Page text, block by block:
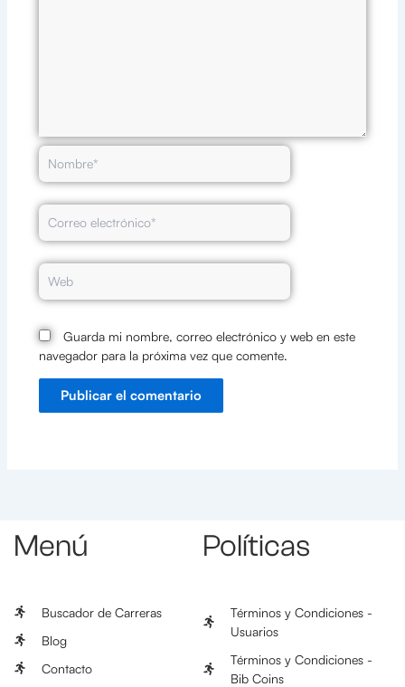
Nombre*
Correo
electrónico*
Web
Guarda mi nombre, correo electrónico y web en este
navegador para la próxima vez que comente.
Menú
Buscador de Carreras
Blog
Contacto
Políticas
Términos y Condiciones -
Usuarios
Términos y Condiciones -
Bib Coins